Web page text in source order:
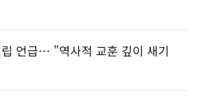
언급… "역사적 교훈 깊이 새기